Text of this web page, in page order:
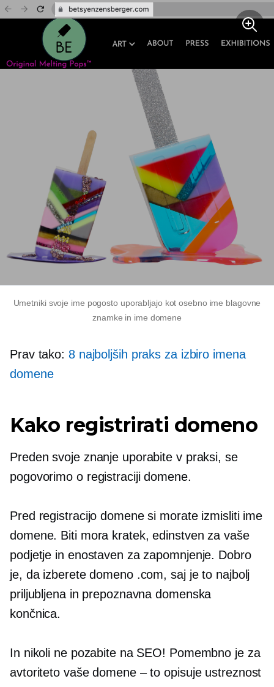
Umetniki svoje ime pogosto uporabljajo kot osebno ime blagovne
znamke in ime domene
Prav tako: 8 najboljših praks za izbiro imena
domene
Kako registrirati domeno
Preden svoje znanje uporabite v praksi, se
pogovorimo o registraciji domene.
Pred registracijo domene si morate izmisliti ime
domene. Biti mora kratek, edinstven za vaše
podjetje in enostaven za zapomnjenje. Dobro
je, da izberete domeno .com, saj je to najbolj
priljubljena in prepoznavna domenska
končnica.
In nikoli ne pozabite na SEO! Pomembno je za
avtoriteto vaše domene – to opisuje ustreznost